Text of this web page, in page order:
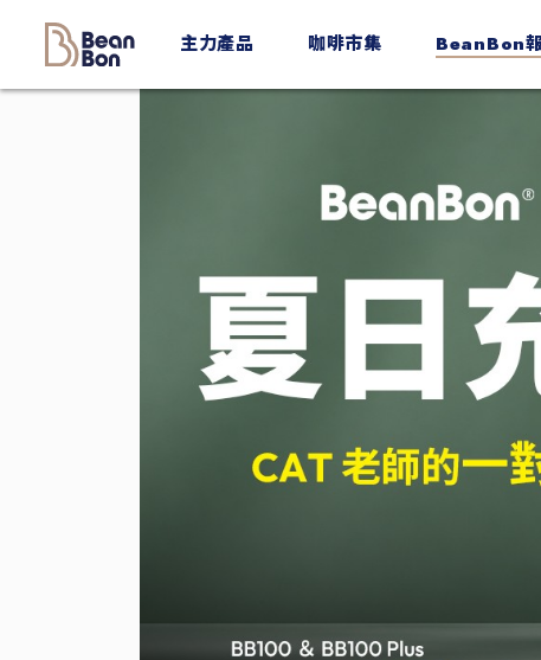
主力產品 咖啡市集 BeanBon